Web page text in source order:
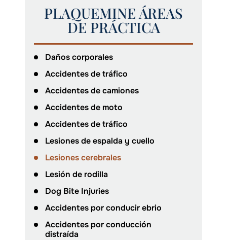
PLAQUEMINE ÁREAS
DE PRÁCTICA
Daños corporales
Accidentes de tráfico
Accidentes de camiones
Accidentes de moto
Accidentes de tráfico
Lesiones de espalda y cuello
Lesiones cerebrales
Lesión de rodilla
Dog Bite Injuries
Accidentes por conducir ebrio
Accidentes por conducción
distraída